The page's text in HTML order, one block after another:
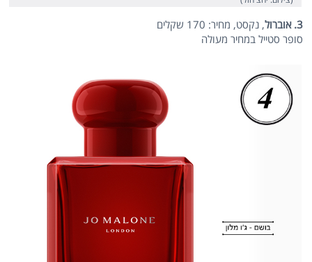
3. אוברול
, נקסט, מחיר: 170 שקלים
סופר סטייל במחיר מעולה